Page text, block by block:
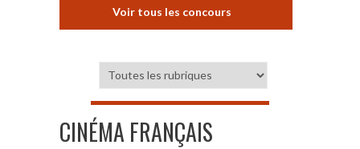
Voir tous les concours
CINÉMA FRANÇAIS